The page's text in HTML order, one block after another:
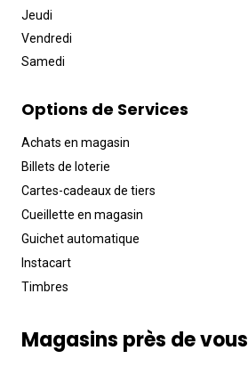
Jeudi
Vendredi
Samedi
Options de Services
Achats en magasin
Billets de loterie
Cartes-cadeaux de tiers
Cueillette en magasin
Guichet automatique
Instacart
Timbres
Magasins près de vous